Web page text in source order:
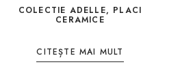
COLECTIE ADELLE, PLACI
CERAMICE
CITEȘTE MAI MULT